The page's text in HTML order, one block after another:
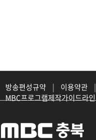
방송편성규약 | 이용약관 |
MBC프로그램제작가이드라인